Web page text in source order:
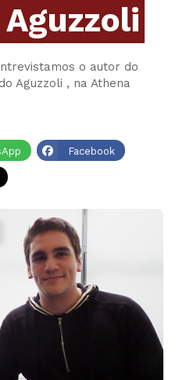
o autor do
Aguzzoli , na Athena
Facebook